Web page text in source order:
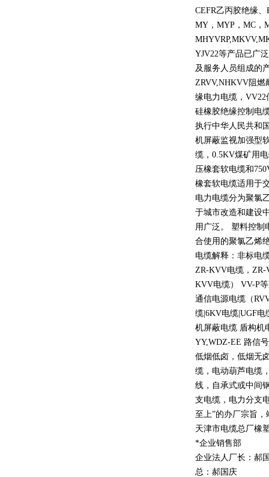
CEFR乙丙胶绝缘、
MY ， MYP ， MC ，
YJV22等产品已广
及服务人员组成的
ZRVV,NHKVV阻燃
缘电力电缆， VV22
硅橡胶绝缘控制电
执行中华人民共和
机屏蔽监视加强型
缆， 0.5KV煤矿用
压橡套软电缆和
橡套软电缆适用于
电力电缆分为聚氯
于城市改造和建设
用广泛。 塑料控制
合使用的聚氯乙烯
电缆解释：非标电
ZR-KVV电缆， ZR-
KVV电缆） VV-P
通信电源电缆（
缆 |6KV电缆 |UGF电
机屏蔽电缆 盾构机
YY,WDZ-EE 路信
低烟低卤，低烟无
缆，电动葫芦电缆
线，自承式或中间
支电缆，电力分支
至上”的办厂宗旨，
天津市电缆总厂橡
*企业销售部
企业法人厂长：郝
总：郝国庆